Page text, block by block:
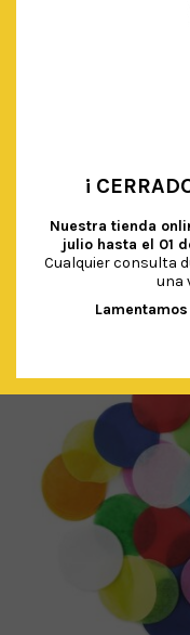
¡
Nuestra tienda
julio hasta el 01
Cualquier consulta
una